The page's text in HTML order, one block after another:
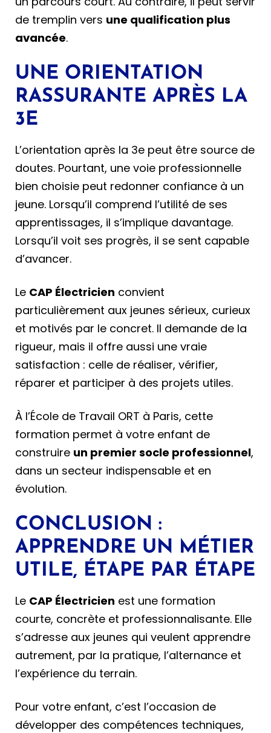
de tremplin vers une qualification plus
avancée.
UNE ORIENTATION
RASSURANTE APRÈS LA
3E
L’orientation après la 3e peut être source de
doutes. Pourtant, une voie professionnelle
bien choisie peut redonner confiance à un
jeune. Lorsqu’il comprend l’utilité de ses
apprentissages, il s’implique davantage.
Lorsqu’il voit ses progrès, il se sent capable
d’avancer.
Le CAP Électricien convient
particulièrement aux jeunes sérieux, curieux
et motivés par le concret. Il demande de la
rigueur, mais il offre aussi une vraie
satisfaction : celle de réaliser, vérifier,
réparer et participer à des projets utiles.
À l’École de Travail ORT à Paris, cette
formation permet à votre enfant de
construire un premier socle professionnel,
dans un secteur indispensable et en
évolution.
CONCLUSION :
APPRENDRE UN MÉTIER
UTILE, ÉTAPE PAR ÉTAPE
Le CAP Électricien est une formation
courte, concrète et professionnalisante. Elle
s’adresse aux jeunes qui veulent apprendre
autrement, par la pratique, l’alternance et
l’expérience du terrain.
Pour votre enfant, c’est l’occasion de
développer des compétences techniques,